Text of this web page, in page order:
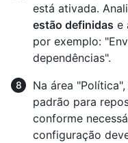
está ativada.
estão definidas e
por exemplo:
dependências".
Na área
padrão para
conforme
configuração